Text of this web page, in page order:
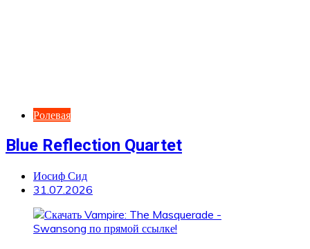
Ролевая
Blue Reflection Quartet
Иосиф Сид
31.07.2026